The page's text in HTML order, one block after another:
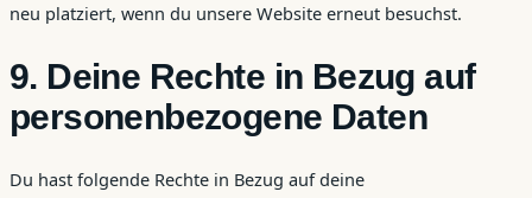
neu platziert, wenn du unsere Website erneut besuchst.
9. Deine Rechte in Bezug auf
personenbezogene Daten
Du hast folgende Rechte in Bezug auf deine